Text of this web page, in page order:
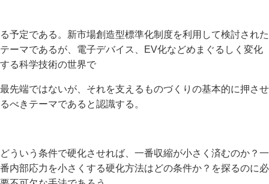
る予定である。新市場創造型標準化制度を利用して検討された
テーマであるが、電子デバイス、EV化などめまぐるしく変化
する科学技術の世界で
最先端ではないが、それを支えるものづくりの基本的に押させ
るべきテーマであると認識する。
どういう条件で硬化させれば、一番収縮が小さく済むのか？一
番内部応力を小さくする硬化方法はどの条件か？を探るのに必